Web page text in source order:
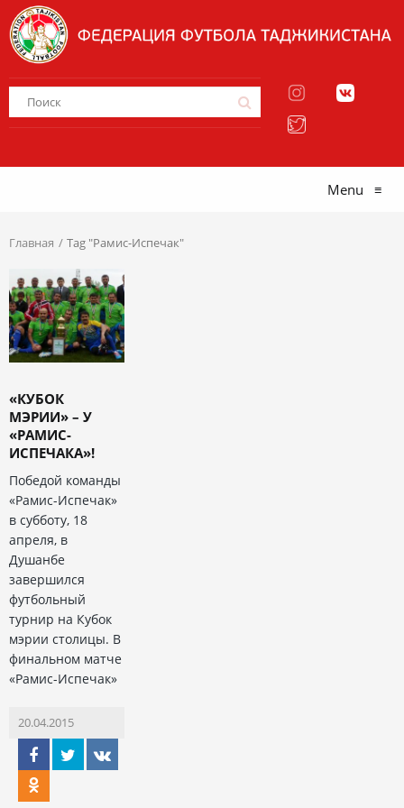
Menu ≡
Главная Tag "Рамис-Испечак"
«КУБОК
МЭРИИ» – У
«РАМИС-
ИСПЕЧАКА»!
Победой команды
«Рамис-Испечак»
в субботу, 18
апреля, в
Душанбе
завершился
футбольный
турнир на Кубок
мэрии столицы. В
финальном матче
«Рамис-Испечак»
20.04.2015